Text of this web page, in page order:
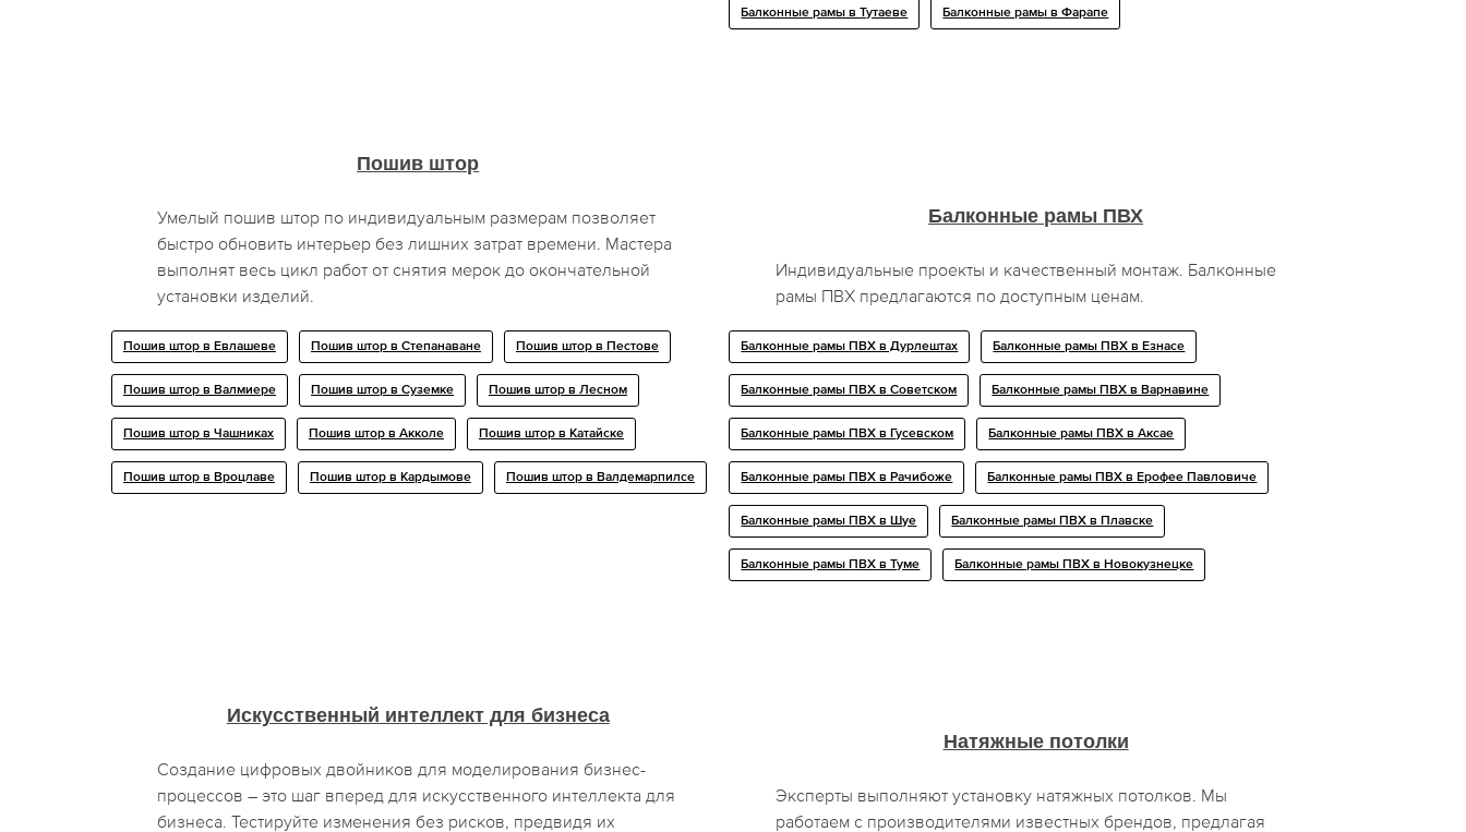
Балконные рамы в Тутаеве Балконные рамы в Фарапе
Пошив штор
Умелый пошив штор по индивидуальным размерам позволяет
быстро обновить интерьер без лишних затрат времени. Мастера
выполнят весь цикл работ от снятия мерок до окончательной
установки изделий.
Пошив штор в Евлашеве Пошив штор в Степанаване Пошив штор в Пестове
Пошив штор в Валмиере Пошив штор в Суземке Пошив штор в Лесном
Пошив штор в Чашниках Пошив штор в Акколе Пошив штор в Катайске
Пошив штор в Вроцлаве Пошив штор в Кардымове Пошив штор в Валдемарпилсе
Балконные рамы ПВХ
Индивидуальные проекты и качественный монтаж. Балконные
рамы ПВХ предлагаются по доступным ценам.
Балконные рамы ПВХ в Дурлештах Балконные рамы ПВХ в Езнасе
Балконные рамы ПВХ в Советском Балконные рамы ПВХ в Варнавине
Балконные рамы ПВХ в Гусевском Балконные рамы ПВХ в Аксае
Балконные рамы ПВХ в Рачибоже Балконные рамы ПВХ в Ерофее Павловиче
Балконные рамы ПВХ в Шуе Балконные рамы ПВХ в Плавске
Балконные рамы ПВХ в Туме Балконные рамы ПВХ в Новокузнецке
Искусственный интеллект для бизнеса
Создание цифровых двойников для моделирования бизнес-
процессов – это шаг вперед для искусственного интеллекта для
бизнеса. Тестируйте изменения без рисков, предвидя их
Натяжные потолки
Эксперты выполняют установку натяжных потолков. Мы
работаем с производителями известных брендов, предлагая